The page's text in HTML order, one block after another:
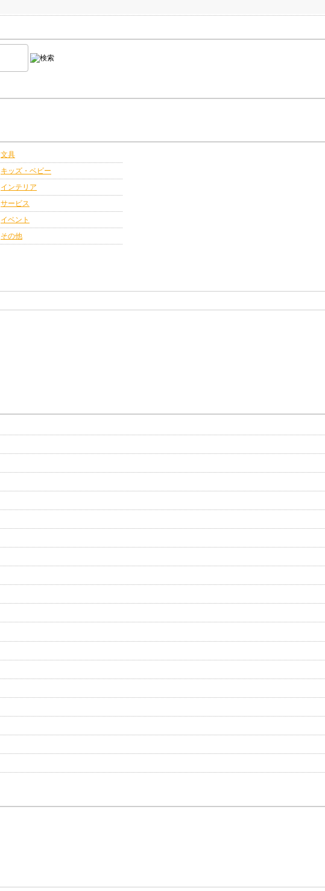
文具
キッズ・ベビー
インテリア
サービス
イベント
その他